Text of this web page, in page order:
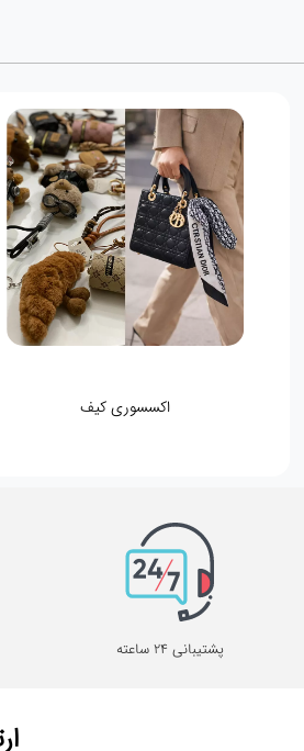
اکسسوری کیف
پشتیبانی 24 ساعته